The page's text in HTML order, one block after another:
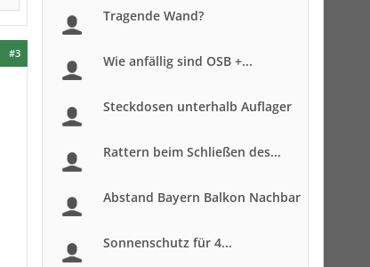
#3
Tragende Wand?
Wie anfällig sind OSB +...
Steckdosen unterhalb Auflager
Rattern beim Schließen des...
Abstand Bayern Balkon Nachbar
Sonnenschutz für 4...